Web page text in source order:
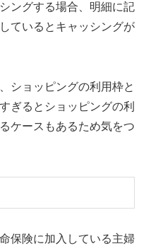
ングする場合、明細に記
ているとキャッシングが
ショッピングの利用枠と
ぎるとショッピングの利
ケースもあるため気をつ
保険に加入している主婦